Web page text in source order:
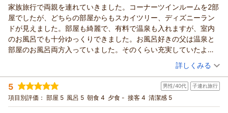
朝ごはんは22階にあるレストラン会場でした。6時半オープンに
行ったら2組しかお客さんがいなくて静かにゆっくり朝ごはん満喫
しました。7時くらいから混み始めたのでお部屋に戻り、大浴場
へ。タイミングよく空いていて露天風呂も貸し切り状態でした。
フロントスタッフの対応も、朝すれ違う清掃員さんの笑顔も、朝
朝ごはんの後、景色を写真に納めたくて、外に出られるか聞いた
ところ窓？ドア？を開けて頂き22階の景色も存分に満喫しまし
た。快晴でシーのプロメテウス火山やスカイツリーも一望できま
このたびはホテル エミオン 東京ベイをご利用いただき、誠にあ
りがとうございます。
また、ご家族との大切なご旅行に当ホテルをお選びいただきま
したこと、心より御礼申し上げます。
お部屋の設備やディズニーリゾートへのシャトルバスの利便
性、大浴場、さらにはスタッフの接客につきましてもお褒めの
お言葉を頂戴し、重ねて御礼申し上げます。
ご姉妹皆様にとって、「とっても素敵な思い出になった」との
お言葉を賜り、私どもも大変嬉しく存じます。
これからも、ご家族皆様の思い出づくりのお手伝いができます
家族旅行で両親を連れていきました。コーナーツインルームを2部
屋でしたが、どちらの部屋からもスカイツリー、ディズニーラン
ドが見えました。部屋も綺麗で、有料で温泉も入れますが、室内
のお風呂でも十分ゆっくりできました。お風呂好きの父は温泉と
部屋のお風呂両方入っていました。そのくらい充実していたよう
いつもは朝食べない母も、朝食は美味しくて食べすぎたと絶賛し
ていました。和洋両方あるので、パン派の方もご飯派の方も美味
しく過ごせると思います。
朝食は8時くらいに取ったのですが、この時間だと人の流れも穏や
（投稿日：2026/08/01）
宿泊時期： 2026年07月宿泊 (家族旅行)
投稿者： 萌菜花さん
宿泊プラン： 【じゃらんスペシャルウィーク】★シンプルステイプラン
★（朝食付き）
ツイン 朝のみ
詳しくみる
5 男性/40代 子連れ旅行
項目別評価： 部屋 5 風呂 5 朝食 4 夕食 - 接客 4 清潔感 5